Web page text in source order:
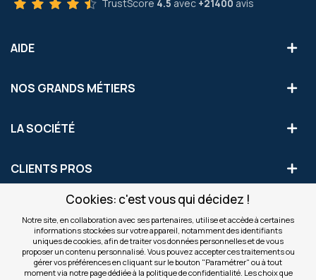
Cookies: c'est vous qui décidez !
Notre site, en collaboration avec ses partenaires, utilise et accède à certaines
informations stockées sur votre appareil, notamment des identifiants
uniques de cookies, afin de traiter vos données personnelles et de vous
proposer un contenu personnalisé. Vous pouvez accepter ces traitements ou
gérer vos préférences en cliquant sur le bouton "Paramétrer" ou à tout
moment via notre page dédiée à la politique de confidentialité. Les choix que
TrustScore 4.5 avec +21400 avis
AIDE
NOS GRANDS MÉTIERS
LA SOCIÉTÉ
CLIENTS PROS
S'INSCRIRE AUX OFFRES COMMERCIALES
Inscription
notre
newsletter
Valider